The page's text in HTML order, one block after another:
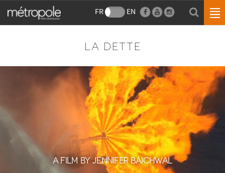
FR EN
LA DETTE
A FILM BY JENNIFER BAICHWAL